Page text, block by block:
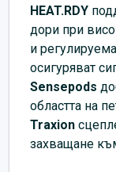
HEAT.RDY
дори при
и
осигуряват
Sensepods
областта на
Traxion
захващане